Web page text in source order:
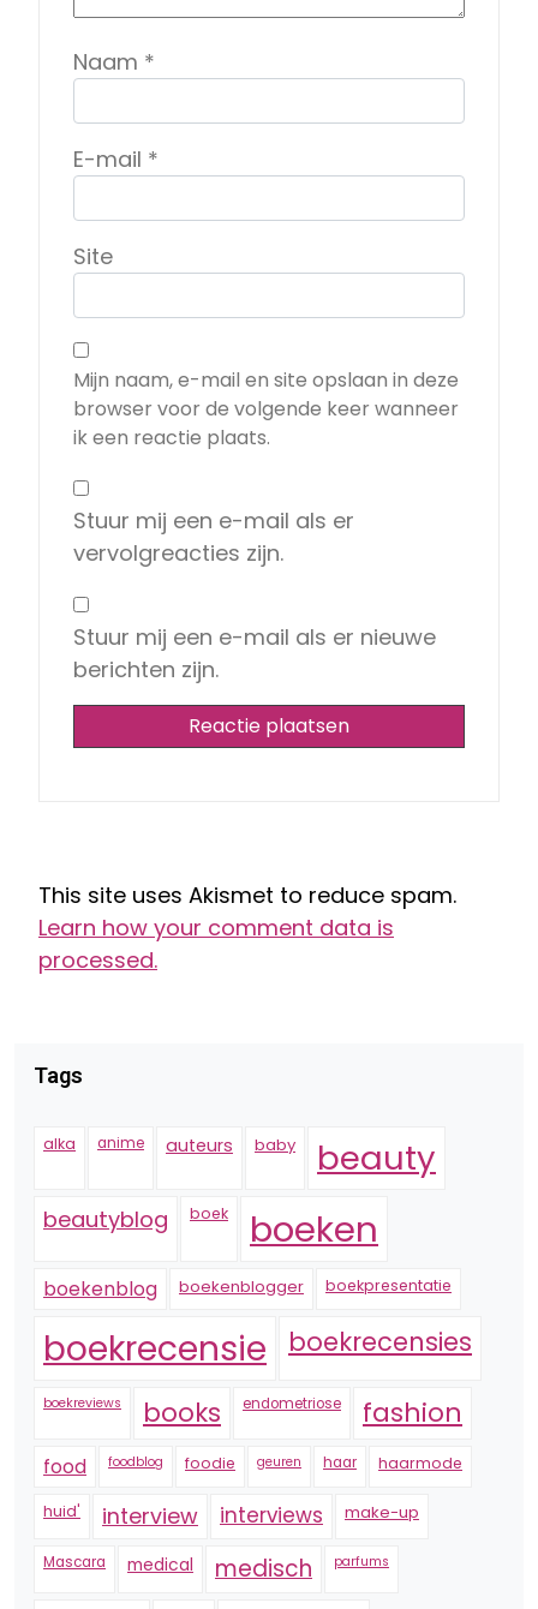
Naam *
E-mail *
Site
Mijn naam, e-mail en site opslaan in deze
browser voor de volgende keer wanneer
ik een reactie plaats.
Stuur mij een e-mail als er
vervolgreacties zijn.
Stuur mij een e-mail als er nieuwe
berichten zijn.
This site uses Akismet to reduce spam.
Learn how your comment data is
processed.
Tags
alka anime auteurs baby beauty
beautyblog boek boeken
boekenblog boekenblogger boekpresentatie
boekrecensie boekrecensies
boekreviews books endometriose fashion
food foodblog foodie geuren haar haarmode
huid' interview interviews make-up
Mascara medical medisch parfums